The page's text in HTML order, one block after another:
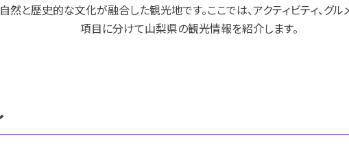
然と歴史的な文化が融合した観光地です。ここでは、アクティビティ、グ
項目に分けて山梨県の観光情報を紹介します。